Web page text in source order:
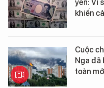
yen: Vì
khiến
Cuộc
Nga đã
toàn